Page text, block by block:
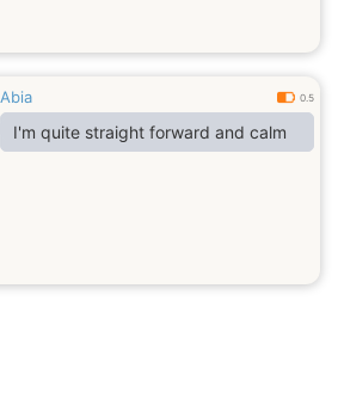
Abia 0.5
I'm quite straight forward and calm